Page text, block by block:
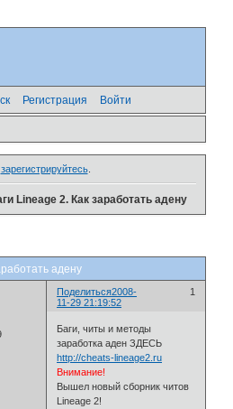
Регистрация Войти
зарегистрируйтесь.
Lineage 2. Как заработать адену
адену
Поделиться 1
2008-
11-29 21:19:52
Баги, читы и методы
заработка аден ЗДЕСЬ
http://cheats-lineage2.ru
Внимание!
Вышел новый сборник читов
Lineage 2!